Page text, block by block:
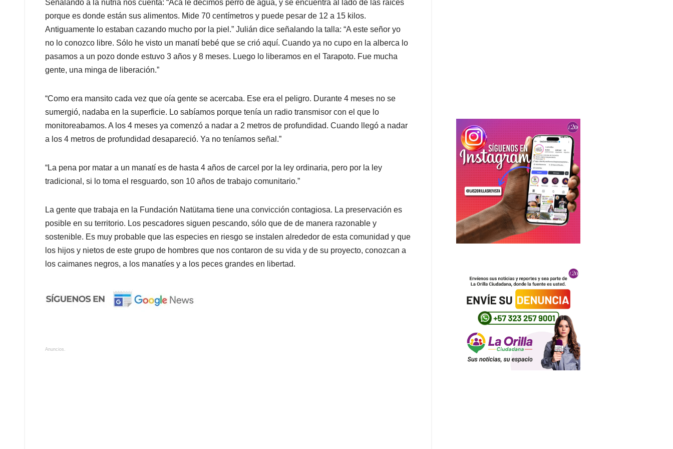
Señalando a la nutria nos cuenta: “Acá le decimos perro de agua, y se encuentra al lado de las raíces
porque es donde están sus alimentos. Mide 70 centímetros y puede pesar de 12 a 15 kilos.
Antiguamente lo estaban cazando mucho por la piel.” Julián dice señalando la talla: “A este señor yo
no lo conozco libre. Sólo he visto un manatí bebé que se crió aquí. Cuando ya no cupo en la alberca lo
pasamos a un pozo donde estuvo 3 años y 8 meses. Luego lo liberamos en el Tarapoto. Fue mucha
gente, una minga de liberación.”
“Como era mansito cada vez que oía gente se acercaba. Ese era el peligro. Durante 4 meses no se
sumergió, nadaba en la superficie. Lo sabíamos porque tenía un radio transmisor con el que lo
monitoreabamos. A los 4 meses ya comenzó a nadar a 2 metros de profundidad. Cuando llegó a nadar
a los 4 metros de profundidad desapareció. Ya no teníamos señal.”
“La pena por matar a un manatí es de hasta 4 años de carcel por la ley ordinaria, pero por la ley
tradicional, si lo toma el resguardo, son 10 años de trabajo comunitario.”
La gente que trabaja en la Fundación Natütama tiene una convicción contagiosa. La preservación es
posible en su territorio. Los pescadores siguen pescando, sólo que de de manera razonable y
sostenible. Es muy probable que las especies en riesgo se instalen alrededor de esta comunidad y que
los hijos y nietos de este grupo de hombres que nos contaron de su vida y de su proyecto, conozcan a
los caimanes negros, a los manatíes y a los peces grandes en libertad.
Anuncios.